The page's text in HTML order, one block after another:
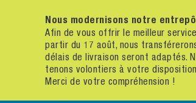
Nous modernisons notre
Afin de vous offrir le meilleur
partir du 17 août, nous
délais de livraison seront adaptés.
tenons volontiers à votre
Merci de votre compréhension !